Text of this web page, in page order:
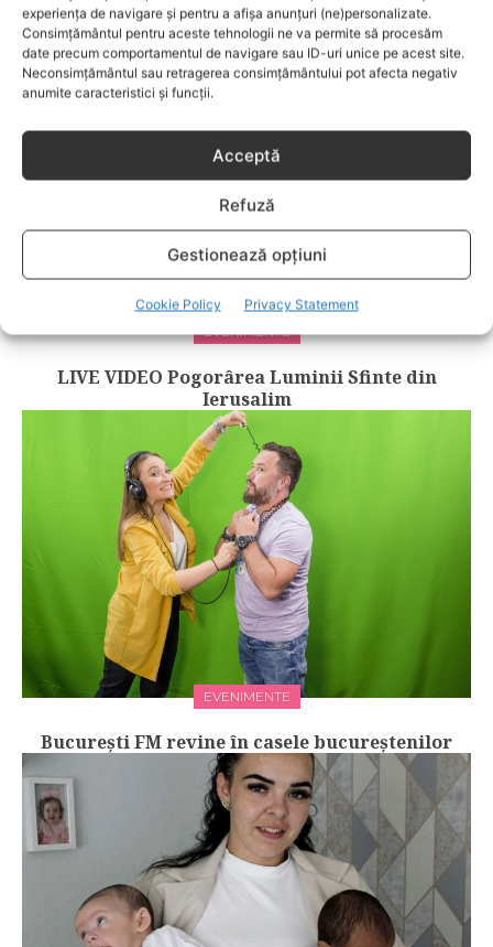
experiența de navigare și pentru a afișa anunțuri (ne)personalizate.
Consimțământul pentru aceste tehnologii ne va permite să procesăm
date precum comportamentul de navigare sau ID-uri unice pe acest site.
Neconsimțământul sau retragerea consimțământului pot afecta negativ
anumite caracteristici și funcții.
Acceptă
Refuză
Gestionează opțiuni
Cookie Policy Privacy Statement
EVENIMENTE
LIVE VIDEO Pogorârea Luminii Sfinte din
Ierusalim
EVENIMENTE
Bucureşti FM revine în casele bucureștenilor